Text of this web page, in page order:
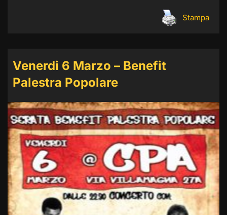
Stampa
Venerdi 6 Marzo – Benefit
Palestra Popolare